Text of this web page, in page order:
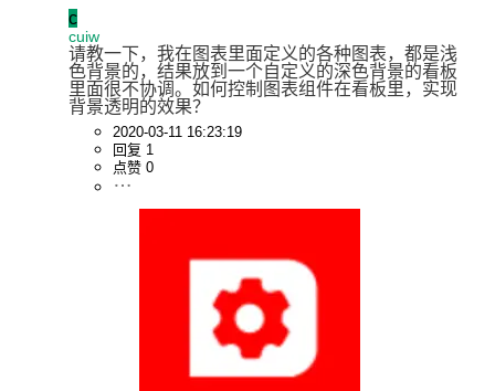
c
cuiw
请教一下，我在图表里面定义的各种图表，都是浅
色背景的，结果放到一个自定义的深色背景的看板
里面很不协调。如何控制图表组件在看板里，实现
背景透明的效果？
2020-03-11 16:23:19
回复 1
点赞 0